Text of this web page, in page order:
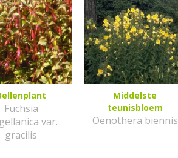
Fuchsia
var.
gracilis
Middelste
teunisbloem
Oenothera biennis